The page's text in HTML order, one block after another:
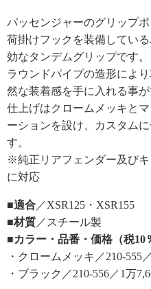
パッセンジャーのグリップ
荷掛けフックを装備してい
効なタンデムグリップです。
ラウンドパイプの造形によ
然な装着感を手に入れる事が
仕上げはクロームメッキと
ーションを設け、カスタム
す。
※純正リアフェンダー及び
に対応
■適合 ／XSR125・XSR155
■材質 ／スチール製
■カラー・品番・価格（税10
・クロームメッキ／210-555
・ブラック／210-556／1万